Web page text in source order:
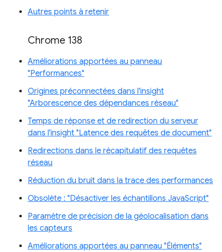
Autres points à retenir
Chrome 138
Améliorations apportées au panneau
"Performances"
Origines préconnectées dans l'insight
"Arborescence des dépendances réseau"
Temps de réponse et de redirection du serveur
dans l'insight "Latence des requêtes de document"
Redirections dans le récapitulatif des requêtes
réseau
Réduction du bruit dans la trace des performances
Obsolète : "Désactiver les échantillons JavaScript"
Paramètre de précision de la géolocalisation dans
les capteurs
Améliorations apportées au panneau "Éléments"